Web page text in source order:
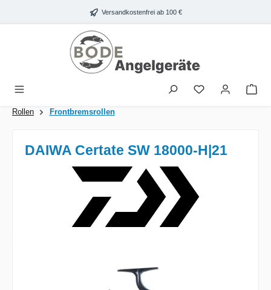
Zum Hauptinhalt springen Versandkostenfrei ab 100 €
Rollen Frontbremsrollen
DAIWA Certate SW 18000-H|21